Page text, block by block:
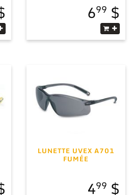
699
LUNETTE UVEX A701
FUMÉE
499